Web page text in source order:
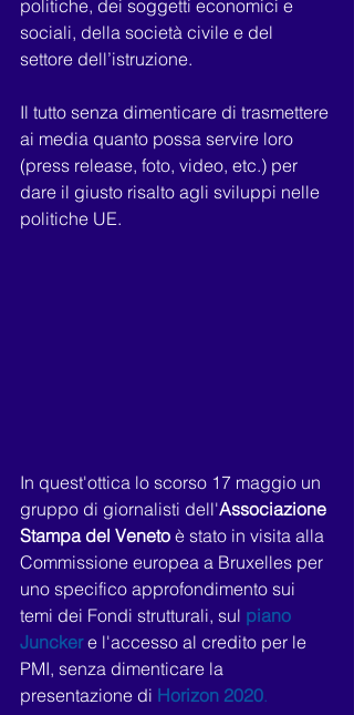
politiche, dei soggetti economici e
sociali, della società civile e del
settore dell’istruzione.
Il tutto senza dimenticare di trasmettere
ai media quanto possa servire loro
(press release, foto, video, etc.) per
dare il giusto risalto agli sviluppi nelle
politiche UE.
In quest'ottica lo scorso 17 maggio un
gruppo di giornalisti dell'Associazione
Stampa del Veneto è stato in visita alla
Commissione europea a Bruxelles per
uno specifico approfondimento sui
temi dei Fondi strutturali, sul piano
Juncker e l'accesso al credito per le
PMI, senza dimenticare la
presentazione di Horizon 2020.